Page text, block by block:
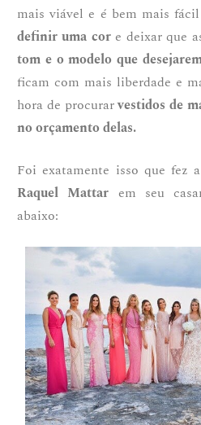
mais viável e é bem mais
definir uma core deixar que
tom e o modelo que
ficam com mais liberdade e
hora de procurarvestidos de
no orçamento delas.
Foi exatamente isso que fez a
Raquel Mattar em seu
abaixo: